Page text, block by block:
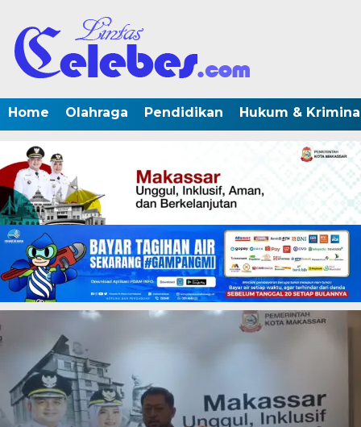
Home Olahraga Pendidikan Hukum &